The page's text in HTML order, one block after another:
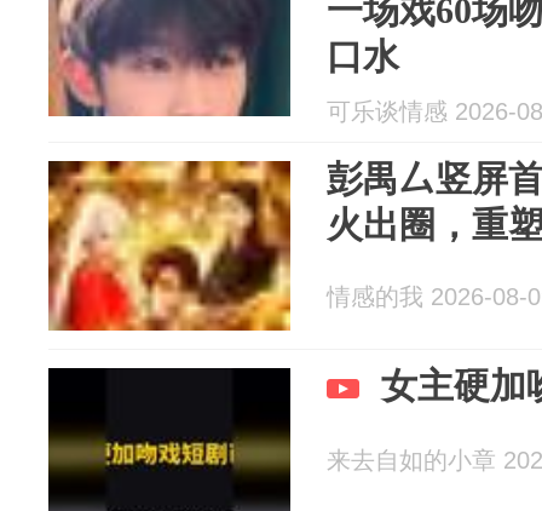
一场戏60场
口水
可乐谈情感 2026-
彭禺厶竖屏
火出圈，重
情感的我 2026-08-
女主硬加
来去自如的小章